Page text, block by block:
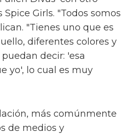
Girls. "Todos somos
"Tienes uno que es
diferentes colores y
decir: 'esa
yo', lo cual es muy
más comúnmente
de medios y